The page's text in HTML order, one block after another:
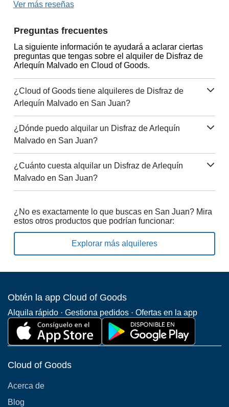
Ver más reseñas
Preguntas frecuentes
La siguiente información te ayudará a aclarar ciertas
preguntas que tengas sobre el alquiler de Disfraz de
Arlequín Malvado en Cloud of Goods.
¿Cloud of Goods tiene alquileres de Disfraz de
Arlequín Malvado en San Juan?
¿Dónde puedo alquilar un Disfraz de Arlequín
Malvado en San Juan?
¿Cuánto cuesta alquilar un Disfraz de Arlequín
Malvado en San Juan?
¿No es exactamente lo que buscas en San Juan? Mira
estos otros productos que podrían funcionar:
Explorar más alquileres
Obtén la app Cloud of Goods
Alquila rápido · Gestiona pedidos · Ofertas en la app
Cloud of Goods
Acerca de
Blog